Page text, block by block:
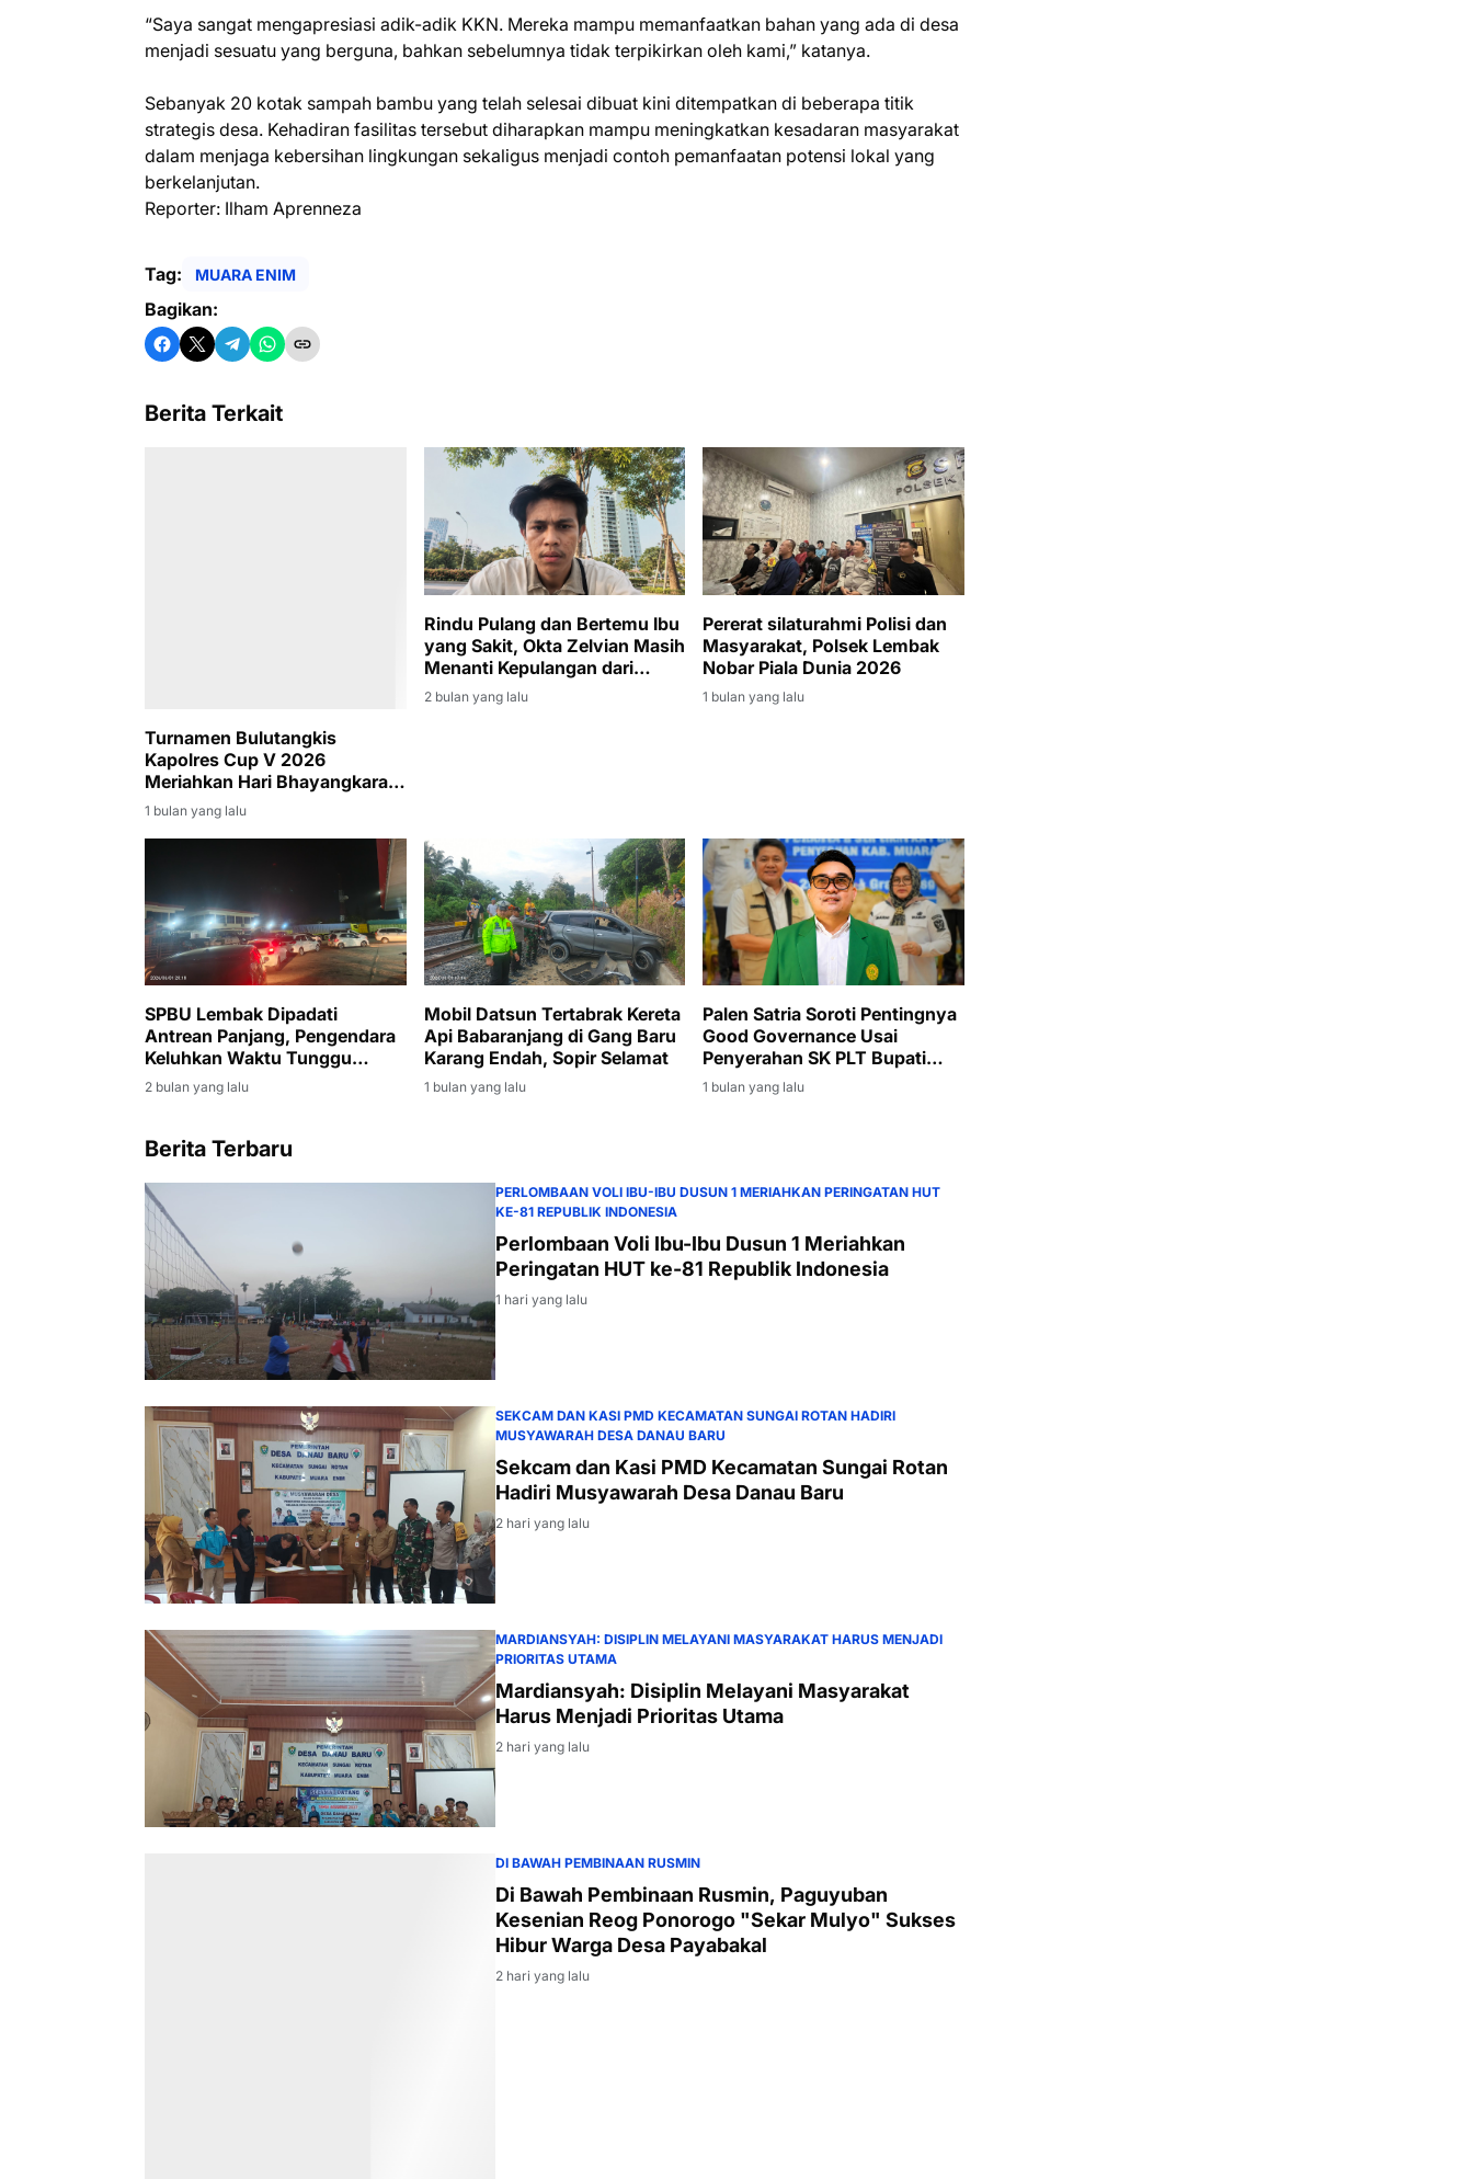
“Saya sangat mengapresiasi adik-adik KKN. Mereka mampu memanfaatkan bahan yang ada di desa
menjadi sesuatu yang berguna, bahkan sebelumnya tidak terpikirkan oleh kami,” katanya.
Sebanyak 20 kotak sampah bambu yang telah selesai dibuat kini ditempatkan di beberapa titik
strategis desa. Kehadiran fasilitas tersebut diharapkan mampu meningkatkan kesadaran masyarakat
dalam menjaga kebersihan lingkungan sekaligus menjadi contoh pemanfaatan potensi lokal yang
berkelanjutan.
Reporter: Ilham Aprenneza
Tag: MUARA ENIM
Bagikan:
Berita Terkait
Turnamen Bulutangkis
Kapolres Cup V 2026
Meriahkan Hari Bhayangkara
ke-80
1 bulan yang lalu
Rindu Pulang dan Bertemu Ibu
yang Sakit, Okta Zelvian Masih
Menanti Kepulangan dari
Kamboja
2 bulan yang lalu
Pererat silaturahmi Polisi dan
Masyarakat, Polsek Lembak
Nobar Piala Dunia 2026
1 bulan yang lalu
SPBU Lembak Dipadati
Antrean Panjang, Pengendara
Keluhkan Waktu Tunggu
Hingga Tiga Jam
2 bulan yang lalu
Mobil Datsun Tertabrak Kereta
Api Babaranjang di Gang Baru
Karang Endah, Sopir Selamat
1 bulan yang lalu
Palen Satria Soroti Pentingnya
Good Governance Usai
Penyerahan SK PLT Bupati
Muara Enim kepada Sumarni
1 bulan yang lalu
Berita Terbaru
PERLOMBAAN VOLI IBU-IBU DUSUN 1 MERIAHKAN PERINGATAN HUT
KE-81 REPUBLIK INDONESIA
Perlombaan Voli Ibu-Ibu Dusun 1 Meriahkan
Peringatan HUT ke-81 Republik Indonesia
1 hari yang lalu
SEKCAM DAN KASI PMD KECAMATAN SUNGAI ROTAN HADIRI
MUSYAWARAH DESA DANAU BARU
Sekcam dan Kasi PMD Kecamatan Sungai Rotan
Hadiri Musyawarah Desa Danau Baru
2 hari yang lalu
MARDIANSYAH: DISIPLIN MELAYANI MASYARAKAT HARUS MENJADI
PRIORITAS UTAMA
Mardiansyah: Disiplin Melayani Masyarakat
Harus Menjadi Prioritas Utama
2 hari yang lalu
DI BAWAH PEMBINAAN RUSMIN
Di Bawah Pembinaan Rusmin, Paguyuban
Kesenian Reog Ponorogo "Sekar Mulyo" Sukses
Hibur Warga Desa Payabakal
2 hari yang lalu